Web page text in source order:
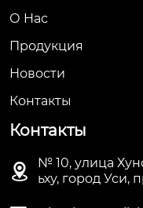
О Hас
Продукция
Новости
Контакты
Контакты

№ 10, улица
ьху, город Уси,